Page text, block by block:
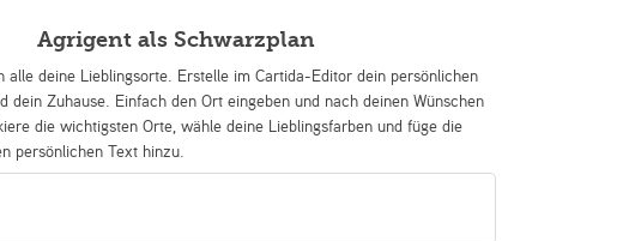
Agrigent als Schwarzplan
alle deine Lieblingsorte. Erstelle im Cartida-Editor dein persönlichen
dein Zuhause. Einfach den Ort eingeben und nach deinen Wünschen
die wichtigsten Orte, wähle deine Lieblingsfarben und füge die
persönlichen Text hinzu.